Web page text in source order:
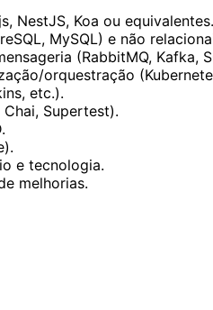
NestJS, Koa ou equivalentes.
MySQL) e não
(RabbitMQ, Kafka,
orquestração
etc.).
Supertest).
e tecnologia.
melhorias.